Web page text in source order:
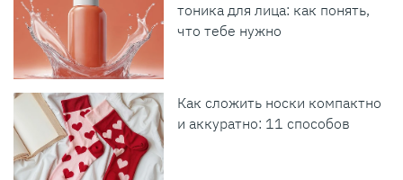
тоника для лица: как понять,
что тебе нужно
Как сложить носки компактно
и аккуратно: 11 способов